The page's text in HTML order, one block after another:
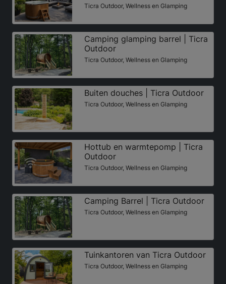
Ticra Outdoor, Wellness en Glamping
Camping glamping barrel | Ticra
Outdoor
Ticra Outdoor, Wellness en Glamping
Buiten douches | Ticra Outdoor
Ticra Outdoor, Wellness en Glamping
Hottub en warmtepomp | Ticra
Outdoor
Ticra Outdoor, Wellness en Glamping
Camping Barrel | Ticra Outdoor
Ticra Outdoor, Wellness en Glamping
Tuinkantoren van Ticra Outdoor
Ticra Outdoor, Wellness en Glamping